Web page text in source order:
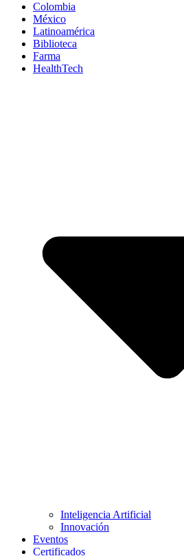
Colombia
México
Latinoamérica
Biblioteca
Farma
HealthTech
Inteligencia Artificial
Innovación
Eventos
Certificados